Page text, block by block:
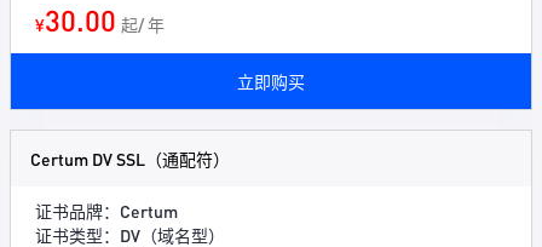
¥30.00 起/ 年
立即购买
Certum DV SSL（通配符）
证书品牌：Certum
证书类型：DV（域名型）